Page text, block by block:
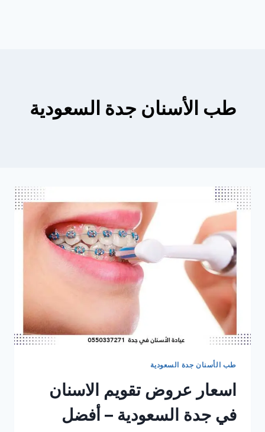
طب الأسنان جدة السعودية
طب الأسنان جدة السعودية
اسعار عروض تقويم الاسنان
في جدة السعودية – أفضل